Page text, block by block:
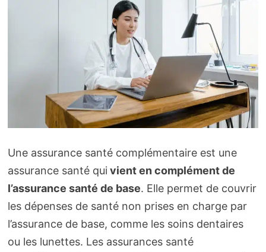
Une assurance santé complémentaire est une
assurance santé qui vient en complément de
l’assurance santé de base. Elle permet de couvrir
les dépenses de santé non prises en charge par
l’assurance de base, comme les soins dentaires
ou les lunettes. Les assurances santé